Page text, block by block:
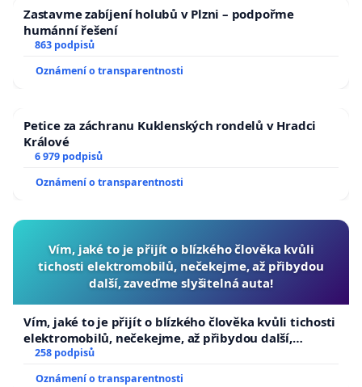
Zastavme zabíjení holubů v Plzni – podpořme
humánní řešení
863 podpisů
Oznámení o transparentnosti
Petice za záchranu Kuklenských rondelů v Hradci
Králové
6 979 podpisů
Oznámení o transparentnosti
Vím, jaké to je přijít o blízkého člověka kvůli
tichosti elektromobilů, nečekejme, až přibydou
další, zaveďme slyšitelná auta!
Vím, jaké to je přijít o blízkého člověka kvůli tichosti
elektromobilů, nečekejme, až přibydou další,
zaveďme slyšitelná auta!
258 podpisů
Oznámení o transparentnosti